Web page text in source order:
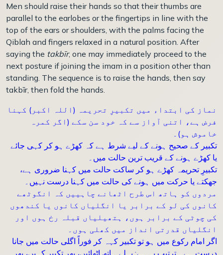
Men should raise their hands so that their thumbs are
parallel to the earlobes or the fingertips in line with the
top of the ears or shoulders, with the palms facing the
Qiblah and fingers relaxed in a natural position. After
saying the takbīr, one may immediately proceed to the
next posture if joining the imam in a position other than
standing. The sequence is to raise the hands, then say
takbīr, then fold the hands.
نماز کی ابتداء میں تکبیرِ تحریمہ (اللہ اکبر) کہنا
فرض ہے، اتنی آواز سے کہ خود سن سکے (اگر کمرہ
خاموش ہو)۔
تکبیر کے صحیح ہونے کے لیے شرط ہے کہ کھڑے ہو کر کہی جائے
یا کھڑے ہونے کے قریب ترین حالت میں۔
تکبیرِ تحریمہ کھڑے ہو کر ساکت حالت میں کہنا ضروری ہے،
جھکتے یا حرکت میں ہونے کی حالت میں کہنا درست نہیں۔
مردوں کو ہاتھ اس طرح اٹھانے چاہییں کہ انگوٹھے
کانوں کی لو کے برابر یا انگلیاں کانوں یا کندھوں
کی چوٹی کے برابر ہوں، ہتھیلیاں قبلہ رخ ہوں اور
انگلیاں قدرتی انداز میں کھلی ہوں۔
اگر امام رکوع میں ہو تو تکبیر کہہ کر فوراً اگلی حالت میں جانا
درست ہے۔ ترتیب یہ ہے: پہلے ہاتھ اٹھائیں، پھر تکبیر کہیں، پھر